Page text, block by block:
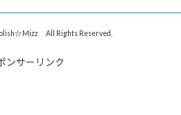
All Rights Reserved.
ンサーリンク